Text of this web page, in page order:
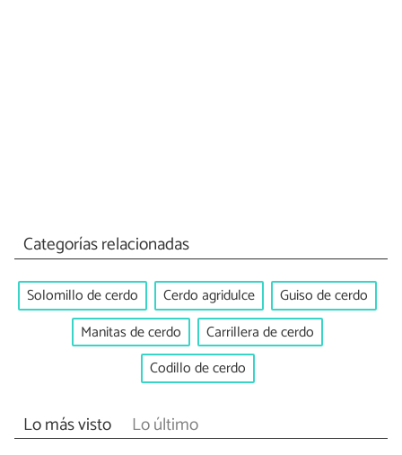
Categorías relacionadas
Solomillo de cerdo Cerdo agridulce
Guiso de cerdo
Manitas de cerdo
Carrillera de cerdo
Codillo de cerdo
Lo más visto Lo último